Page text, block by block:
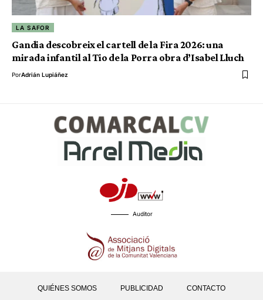
LA SAFOR
Gandia descobreix el cartell de la Fira 2026: una
mirada infantil al Tio de la Porra obra d’Isabel Lluch
PorAdrián Lupiáñez
Auditor
QUIÉNES SOMOS PUBLICIDAD CONTACTO